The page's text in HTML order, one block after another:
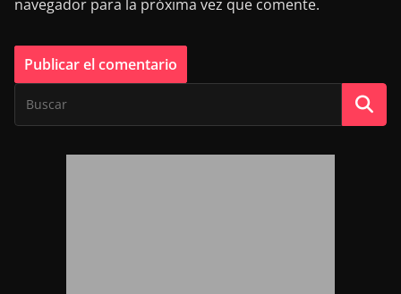
navegador para la próxima vez que comente.